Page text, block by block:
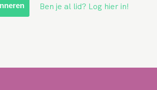
Ben je al lid? Log hier in!